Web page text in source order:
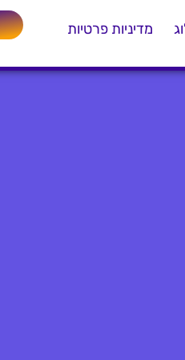
מדיניות פרטיות